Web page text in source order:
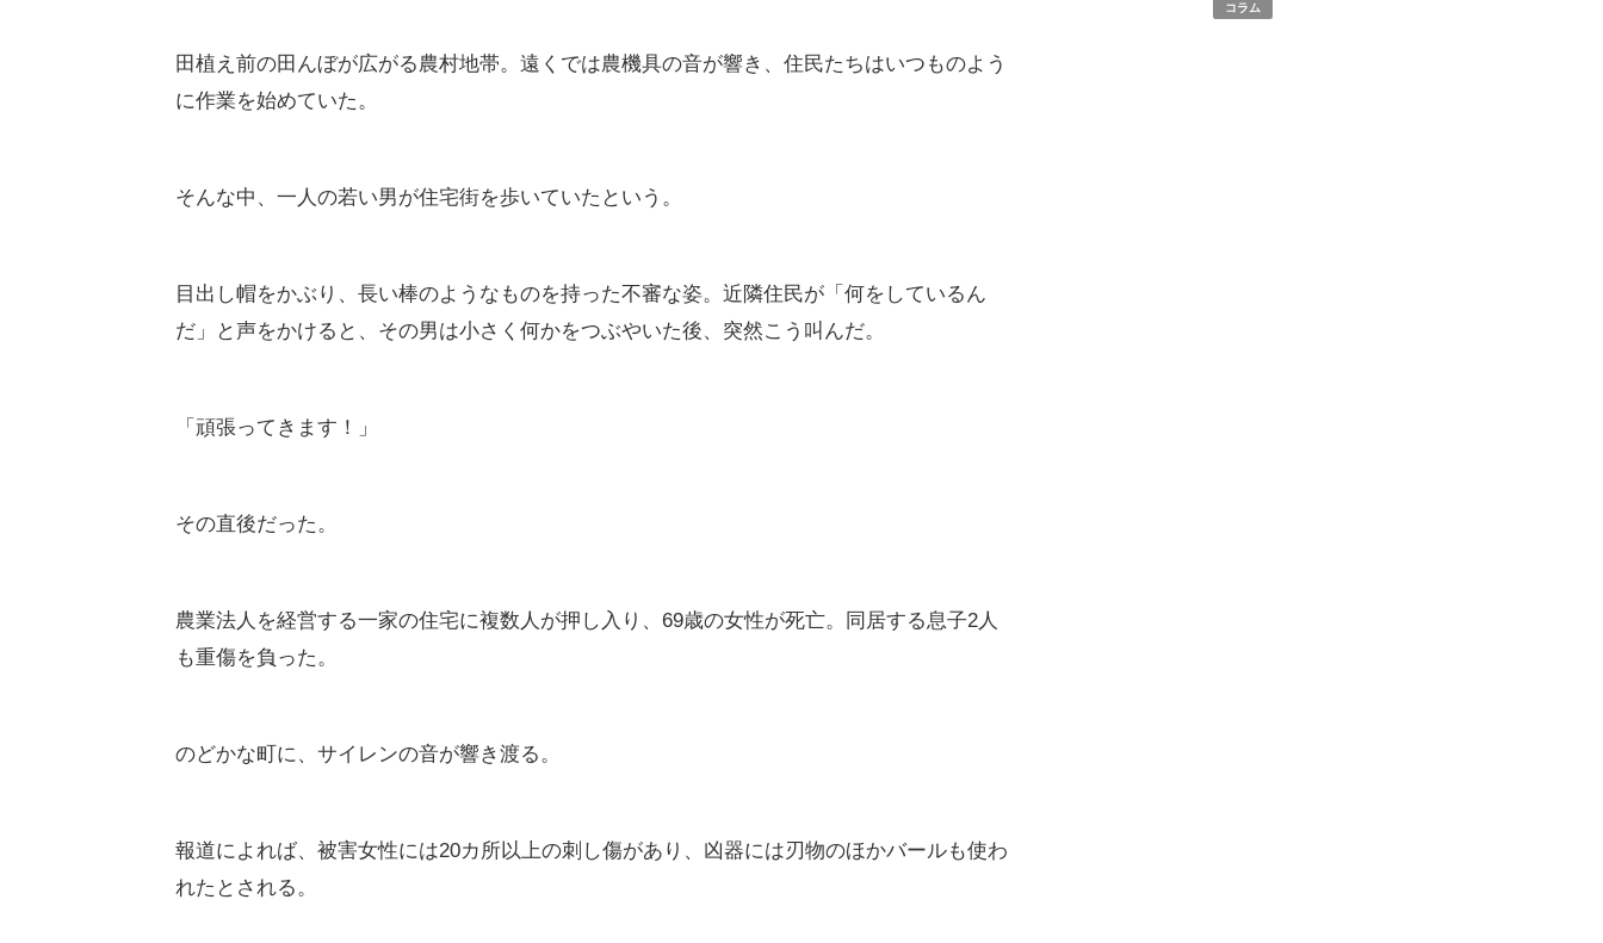
田植え前の田んぼが広がる農村地帯。遠くでは農機具の音が響き、住民たちはいつものよう
に作業を始めていた。
そんな中、一人の若い男が住宅街を歩いていたという。
目出し帽をかぶり、長い棒のようなものを持った不審な姿。近隣住民が「何をしているん
だ」と声をかけると、その男は小さく何かをつぶやいた後、突然こう叫んだ。
「頑張ってきます！」
その直後だった。
農業法人を経営する一家の住宅に複数人が押し入り、69歳の女性が死亡。同居する息子2人
も重傷を負った。
のどかな町に、サイレンの音が響き渡る。
報道によれば、被害女性には20カ所以上の刺し傷があり、凶器には刃物のほかバールも使わ
れたとされる。
コラム